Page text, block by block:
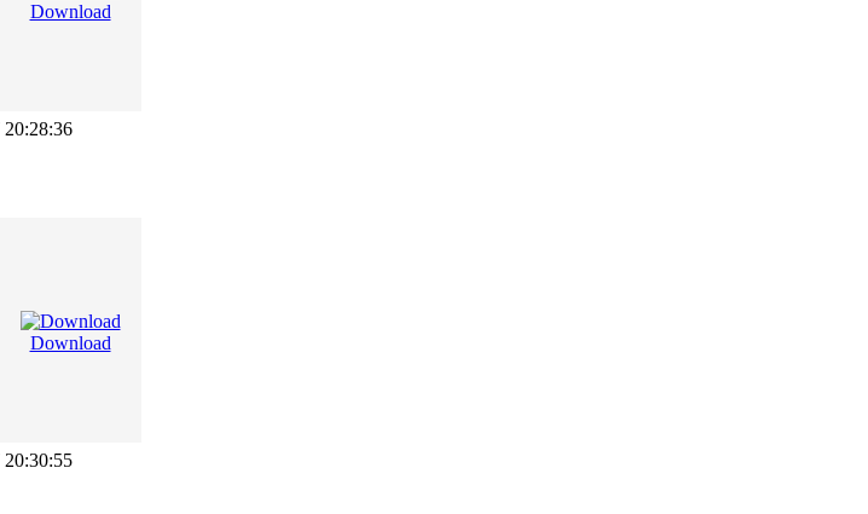
Download
20:28:36
Download
20:30:55